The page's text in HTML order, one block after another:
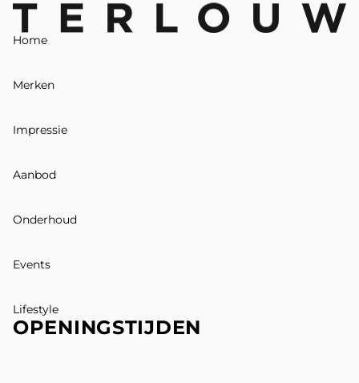
Home
Merken
Impressie
Aanbod
Onderhoud
Events
Lifestyle
OPENINGSTIJDEN